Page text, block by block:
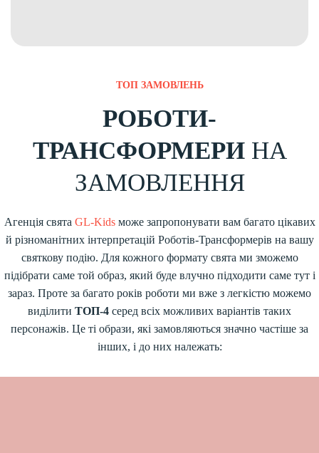
ТОП ЗАМОВЛЕНЬ
РОБОТИ-
ТРАНСФОРМЕРИНА
ЗАМОВЛЕННЯ
Агенція свята GL-Kidsможе запропонувати вам багато цікавих
й різноманітних інтерпретацій Роботів-Трансформерів на вашу
святкову подію. Для кожного формату свята ми зможемо
підібрати саме той образ, який буде влучно підходити саме тут і
зараз. Проте за багато років роботи ми вже з легкістю можемо
виділити ТОП-4 серед всіх можливих варіантів таких
персонажів. Це ті образи, які замовляються значно частіше за
інших, і до них належать: